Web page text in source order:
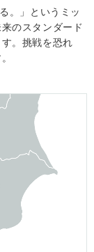
。」というミッ
のスタンダード
。挑戦を恐れ